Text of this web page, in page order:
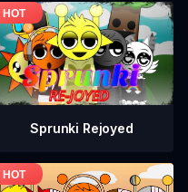
Sprunki Rejoyed